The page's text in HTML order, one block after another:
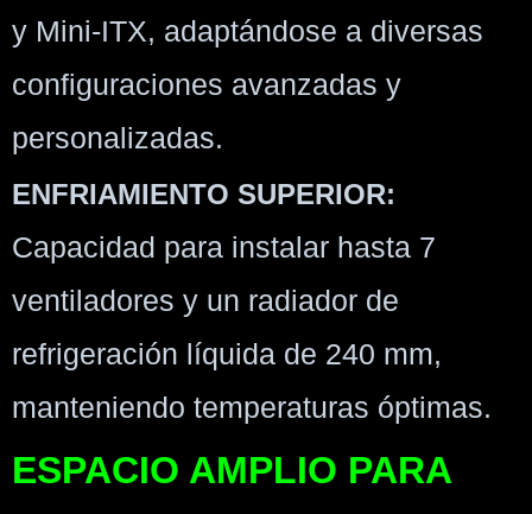
y Mini-ITX, adaptándose a diversas
configuraciones avanzadas y
personalizadas.
ENFRIAMIENTO SUPERIOR:
Capacidad para instalar hasta 7
ventiladores y un radiador de
refrigeración líquida de 240 mm,
manteniendo temperaturas óptimas.
ESPACIO AMPLIO PARA